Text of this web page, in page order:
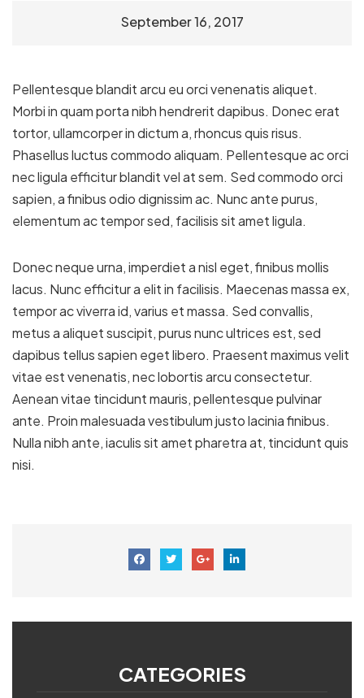
September 16, 2017
Pellentesque blandit arcu eu orci venenatis aliquet.
Morbi in quam porta nibh hendrerit dapibus. Donec erat
tortor, ullamcorper in dictum a, rhoncus quis risus.
Phasellus luctus commodo aliquam. Pellentesque ac orci
nec ligula efficitur blandit vel at sem. Sed commodo orci
sapien, a finibus odio dignissim ac. Nunc ante purus,
elementum ac tempor sed, facilisis sit amet ligula.
Donec neque urna, imperdiet a nisl eget, finibus mollis
lacus. Nunc efficitur a elit in facilisis. Maecenas massa ex,
tempor ac viverra id, varius et massa. Sed convallis,
metus a aliquet suscipit, purus nunc ultrices est, sed
dapibus tellus sapien eget libero. Praesent maximus velit
vitae est venenatis, nec lobortis arcu consectetur.
Aenean vitae tincidunt mauris, pellentesque pulvinar
ante. Proin malesuada vestibulum justo lacinia finibus.
Nulla nibh ante, iaculis sit amet pharetra at, tincidunt quis
nisi.
CATEGORIES